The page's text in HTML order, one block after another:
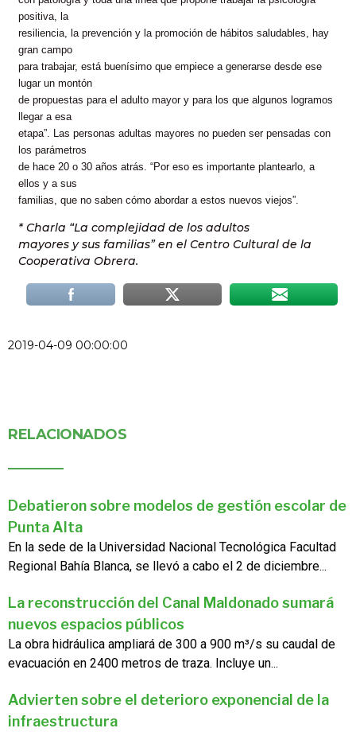
positiva, la
resiliencia, la prevención y la promoción de hábitos saludables, hay
gran campo
para trabajar, está buenísimo que empiece a generarse desde ese
lugar un montón
de propuestas para el adulto mayor y para los que algunos logramos
llegar a esa
etapa”. Las personas adultas mayores no pueden ser pensadas con
los parámetros
de hace 20 o 30 años atrás. “Por eso es importante plantearlo, a
ellos y a sus
familias, que no saben cómo abordar a estos nuevos viejos”.
* Charla “La complejidad de los adultos
mayores y sus familias” en el Centro Cultural de la
Cooperativa Obrera.
2019-04-09 00:00:00
RELACIONADOS
Debatieron sobre modelos de gestión escolar de
Punta Alta
En la sede de la Universidad Nacional Tecnológica Facultad
Regional Bahía Blanca, se llevó a cabo el 2 de diciembre...
La reconstrucción del Canal Maldonado sumará
nuevos espacios públicos
La obra hidráulica ampliará de 300 a 900 m³/s su caudal de
evacuación en 2400 metros de traza. Incluye un...
Advierten sobre el deterioro exponencial de la
infraestructura